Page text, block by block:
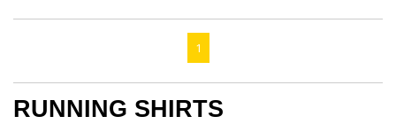
1
RUNNING SHIRTS